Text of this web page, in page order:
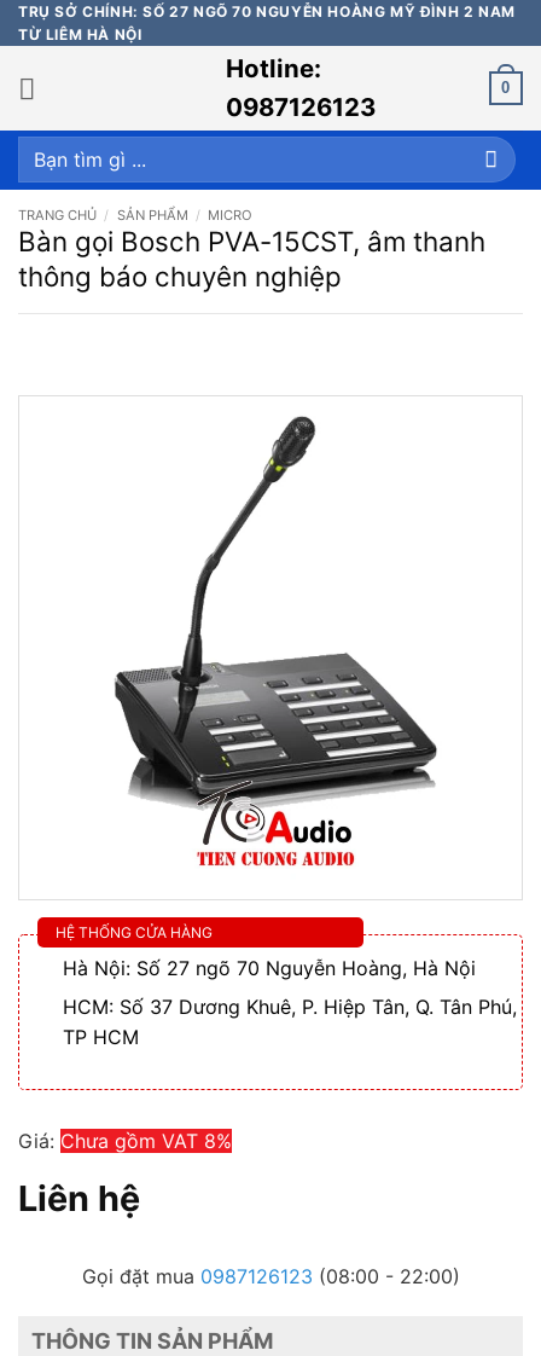
Bỏ
qua
nội
dung
TRỤ SỞ CHÍNH: SỐ 27 NGÕ 70 NGUYỄN HOÀNG MỸ ĐÌNH 2 NAM
TỪ LIÊM HÀ NỘI
Hotline:
0987126123
0
Tìm
kiếm:
TRANG CHỦ / SẢN PHẨM / MICRO
Bàn gọi Bosch PVA-15CST, âm thanh
thông báo chuyên nghiệp
HỆ THỐNG CỬA HÀNG
Hà Nội: Số 27 ngõ 70 Nguyễn Hoàng, Hà Nội
HCM: Số 37 Dương Khuê, P. Hiệp Tân, Q. Tân Phú,
TP HCM
Giá: Chưa gồm VAT 8%
Liên hệ
Gọi đặt mua 0987126123 (08:00 - 22:00)
THÔNG TIN SẢN PHẨM